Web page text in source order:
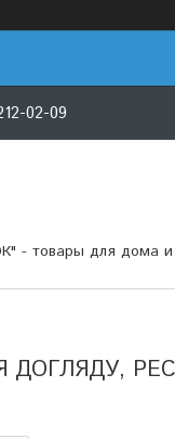
02-09
- товары для дома и
ДОГЛЯДУ,